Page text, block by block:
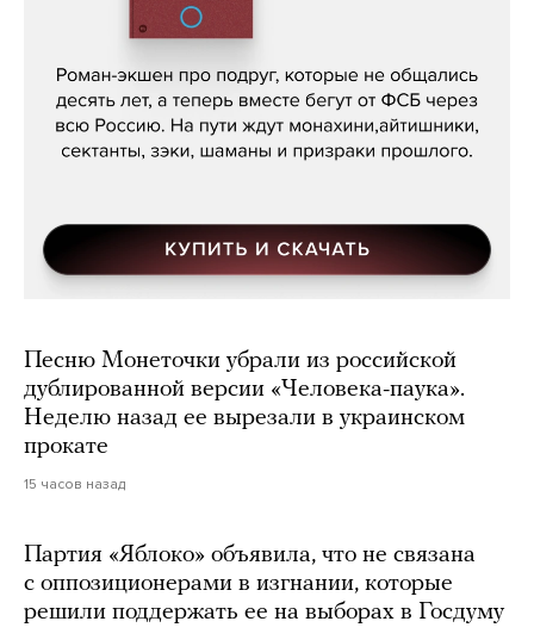
Кира Ярмыш, «Тут недалеко»
Песню Монеточки убрали из российской
дублированной версии «Человека-паука».
Неделю назад ее вырезали в украинском
прокате
15 часов назад
Партия «Яблоко» объявила, что не связана
с оппозиционерами в изгнании, которые
решили поддержать ее на выборах в Госдуму